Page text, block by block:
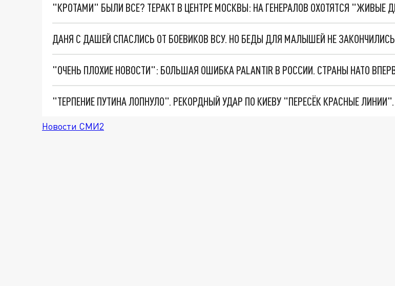
"КРОТАМИ" БЫЛИ ВСЕ? ТЕРАКТ В ЦЕНТРЕ МОСКВЫ: НА ГЕНЕРАЛОВ ОХОТЯТСЯ "ЖИВЫЕ
ДАНЯ С ДАШЕЙ СПАСЛИСЬ ОТ БОЕВИКОВ ВСУ. НО БЕДЫ ДЛЯ МАЛЫШЕЙ НЕ ЗАКОНЧИЛИСЬ
Новости СМИ2